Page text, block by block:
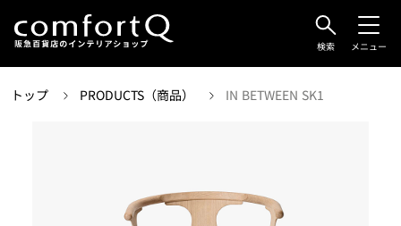
検索 メニュー
トップ PRODUCTS（商品） IN BETWEEN SK1